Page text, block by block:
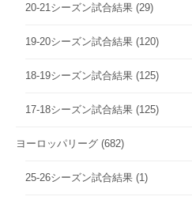
20-21シーズン試合結果 (29)
19-20シーズン試合結果 (120)
18-19シーズン試合結果 (125)
17-18シーズン試合結果 (125)
ヨーロッパリーグ (682)
25-26シーズン試合結果 (1)